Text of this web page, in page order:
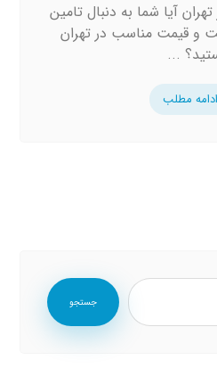
آیا شما به دنبال تامین
و قیمت مناسب در تهران
...
ادامه مطلب
جستجو